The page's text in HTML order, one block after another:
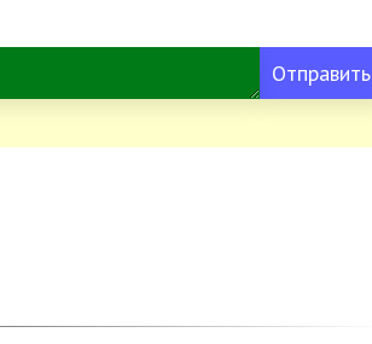
Отправить